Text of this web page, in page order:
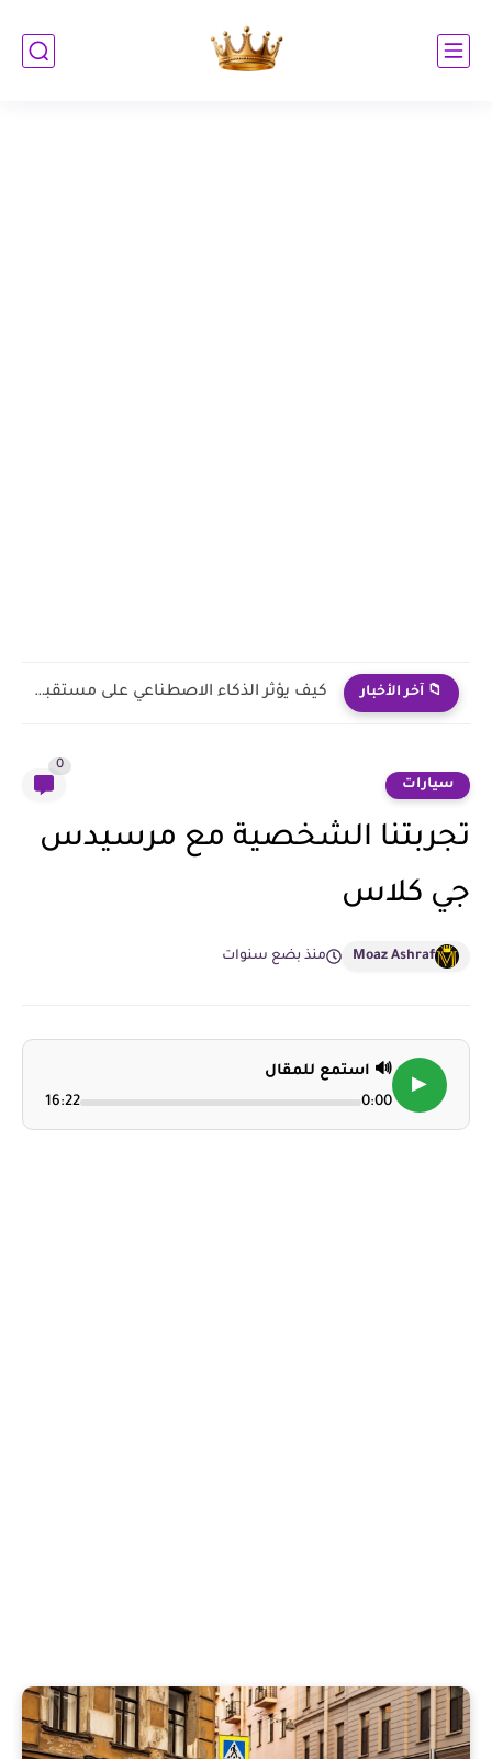
📁 آخر الأخبار أفضل الأذكار اليومية للقول قبل النوم بحسب السنة النبوية
سيارات
0
تجربتنا الشخصية مع مرسيدس
جي كلاس
Moaz Ashraf منذ بضع سنوات
▶
🔊 استمع للمقال
0:00
16:22